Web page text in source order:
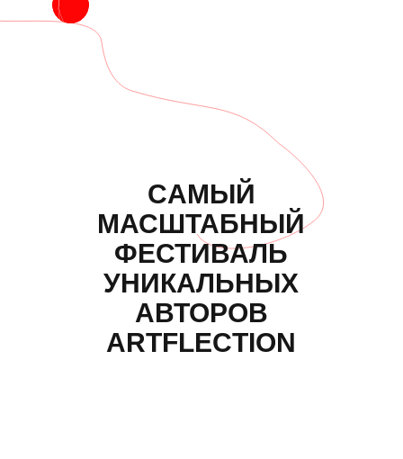
CАМЫЙ
МАСШТАБНЫЙ
ФЕСТИВАЛЬ
УНИКАЛЬНЫХ
АВТОРОВ
ARTFLECTION